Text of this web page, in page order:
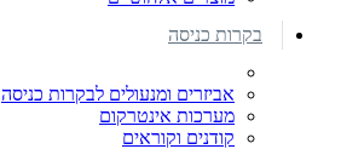
בקרות כניסה
אביזרים ומנעולים לבקרות כניסה
מערכות אינטרקום
קודנים וקוראים